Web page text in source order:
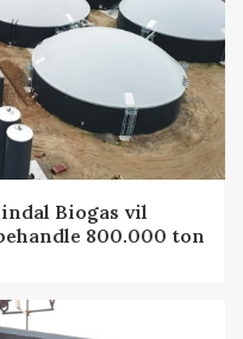
Biogas vil
800.000 ton